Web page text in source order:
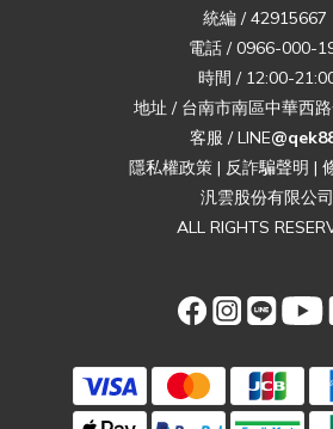
統編 / 42915667
電話 / 0966-000-
時間 / 12:00-
地址 / 台南市南區中華西
客服 / LINE
隱私權政策 | 反詐騙聲明 |
汎雲股份有限公司
ALL RIGHTS